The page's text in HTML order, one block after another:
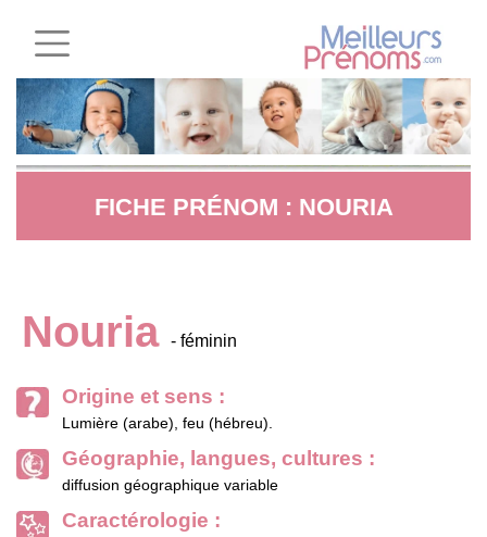
FICHE PRÉNOM : NOURIA
Nouria - féminin
Origine et sens :
Lumière (arabe), feu (hébreu).
Géographie, langues, cultures :
diffusion géographique variable
Caractérologie :